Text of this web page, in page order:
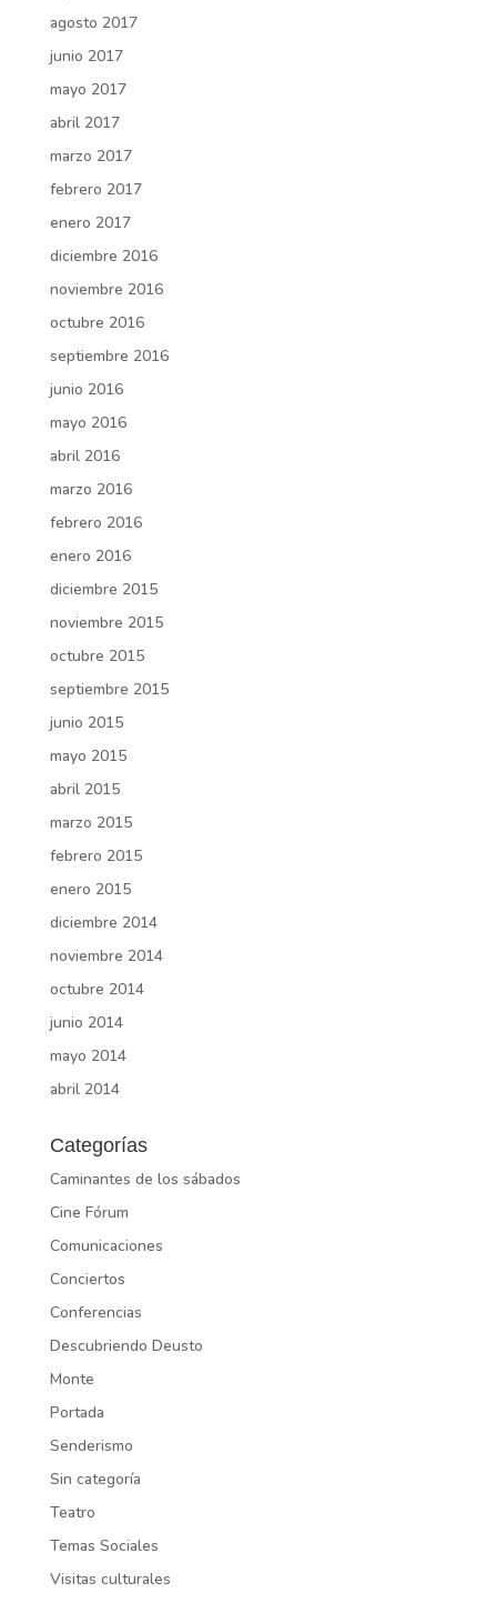
agosto 2017
junio 2017
mayo 2017
abril 2017
marzo 2017
febrero 2017
enero 2017
diciembre 2016
noviembre 2016
octubre 2016
septiembre 2016
junio 2016
mayo 2016
abril 2016
marzo 2016
febrero 2016
enero 2016
diciembre 2015
noviembre 2015
octubre 2015
septiembre 2015
junio 2015
mayo 2015
abril 2015
marzo 2015
febrero 2015
enero 2015
diciembre 2014
noviembre 2014
octubre 2014
junio 2014
mayo 2014
abril 2014
Categorías
Caminantes de los sábados
Cine Fórum
Comunicaciones
Conciertos
Conferencias
Descubriendo Deusto
Monte
Portada
Senderismo
Sin categoría
Teatro
Temas Sociales
Visitas culturales